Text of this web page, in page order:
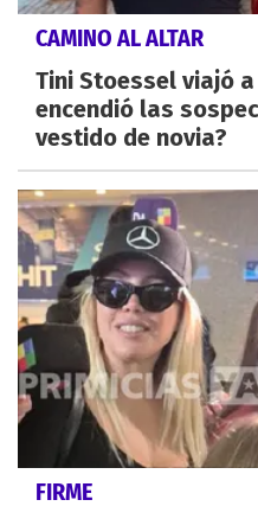
CAMINO AL ALTAR
Tini Stoessel viajó
encendió las
vestido de novia?
FIRME